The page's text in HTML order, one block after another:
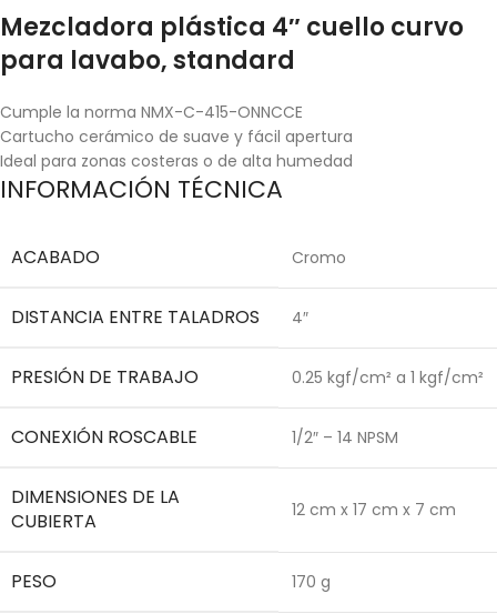
Mezcladora plástica 4″ cuello curvo
para lavabo, standard
Cumple la norma NMX-C-415-ONNCCE
Cartucho cerámico de suave y fácil apertura
Ideal para zonas costeras o de alta humedad
INFORMACIÓN TÉCNICA
ACABADO Cromo
DISTANCIA ENTRE TALADROS 4″
PRESIÓN DE TRABAJO 0.25 kgf/cm² a 1 kgf/cm²
CONEXIÓN ROSCABLE 1/2″ – 14 NPSM
DIMENSIONES DE LA
CUBIERTA
12 cm x 17 cm x 7 cm
PESO 170 g